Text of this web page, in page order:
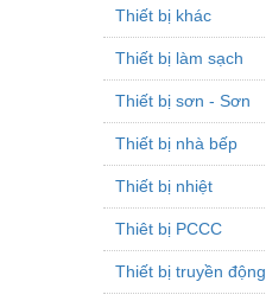
Thiết bị khác
Thiết bị làm sạch
Thiết bị sơn - Sơn
Thiết bị nhà bếp
Thiết bị nhiệt
Thiêt bị PCCC
Thiết bị truyền động